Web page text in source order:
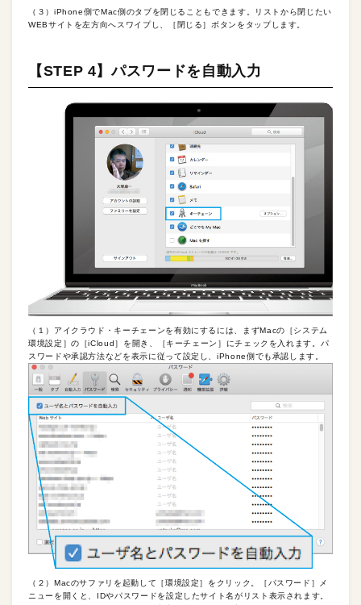
（３）iPhone側でMac側のタブを閉じることもできます。リストから閉じたい
WEBサイトを左方向へスワイプし、［閉じる］ボタンをタップします。
【STEP 4】パスワードを自動入力
（１）アイクラウド・キーチェーンを有効にするには、まずMacの［システム
環境設定］の［iCloud］を開き、［キーチェーン］にチェックを入れます。パ
スワードや承認方法などを表示に従って設定し、iPhone側でも承認します。
（２）Macのサファリを起動して［環境設定］をクリック。［パスワード］メ
ニューを開くと、IDやパスワードを設定したサイト名がリスト表示されます。